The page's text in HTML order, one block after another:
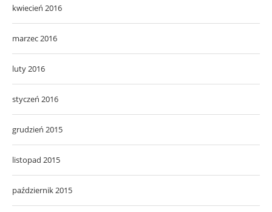
kwiecień 2016
marzec 2016
luty 2016
styczeń 2016
grudzień 2015
listopad 2015
październik 2015